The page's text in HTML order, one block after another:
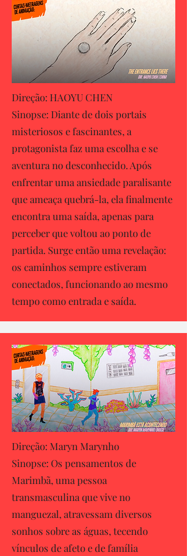
Direção: HAOYU CHEN
Sinopse: Diante de dois portais
misteriosos e fascinantes, a
protagonista faz uma escolha e se
aventura no desconhecido. Após
enfrentar uma ansiedade paralisante
que ameaça quebrá-la, ela finalmente
encontra uma saída, apenas para
perceber que voltou ao ponto de
partida. Surge então uma revelação:
os caminhos sempre estiveram
conectados, funcionando ao mesmo
tempo como entrada e saída.
Direção: Maryn Marynho
Sinopse: Os pensamentos de
Marimbã, uma pessoa
transmasculina que vive no
manguezal, atravessam diversos
sonhos sobre as águas, tecendo
vínculos de afeto e de família